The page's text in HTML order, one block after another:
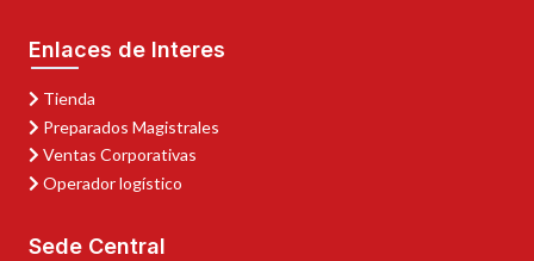
Enlaces de Interes
Tienda
Preparados Magistrales
Ventas Corporativas
Operador logístico
Sede Central